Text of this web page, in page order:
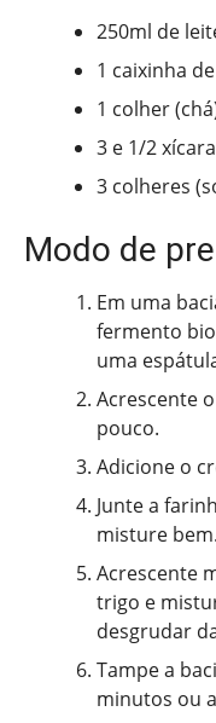
250ml de
1 caixinha
1 colher
3 e 1/2
3 colheres
Modo de
Em uma
fermento
uma
Acrescente
pouco.
Adicione o
Junte a
misture bem.
Acrescente
trigo e
desgrudar
Tampe a
minutos ou